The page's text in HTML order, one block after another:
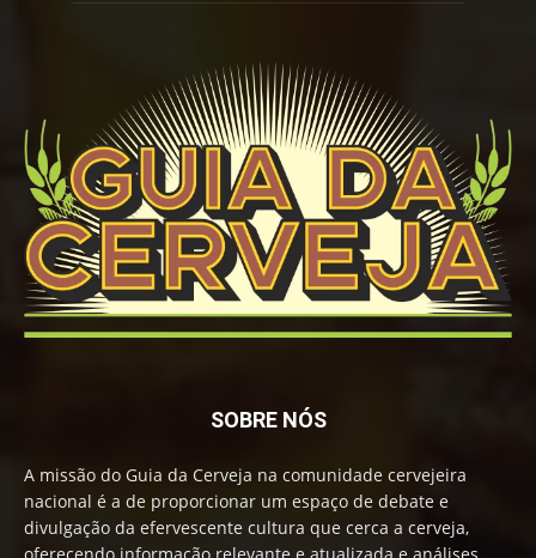
SOBRE NÓS
A missão do Guia da Cerveja na comunidade cervejeira
nacional é a de proporcionar um espaço de debate e
divulgação da efervescente cultura que cerca a cerveja,